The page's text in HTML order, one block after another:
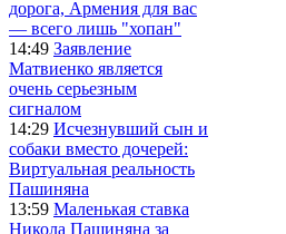
дорога, Армения для вас
— всего лишь "хопан"
14:49 Заявление
Матвиенко является
очень серьезным
сигналом
14:29 Исчезнувший сын и
собаки вместо дочерей:
Виртуальная реальность
Пашиняна
13:59 Маленькая ставка
Никола Пашиняна за